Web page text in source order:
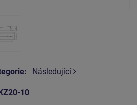
Následující
10